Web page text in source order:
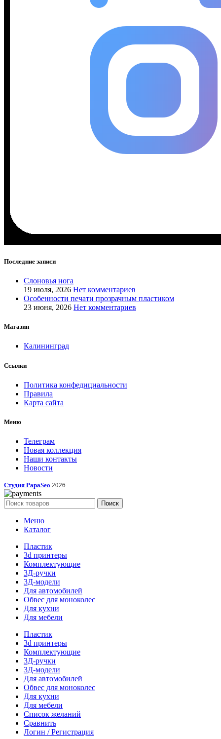
Последние записи
Слоновья нога
19 июля, 2026 Нет комментариев
Особенности печати прозрачным пластиком
23 июня, 2026 Нет комментариев
Магазин
Калининград
Ссылки
Политика конфедициальности
Правила
Карта сайта
Меню
Телеграм
Новая коллекция
Наши контакты
Новости
Студия PapaSeo 2026
Поиск
Меню
Каталог
Пластик
3d принтеры
Комплектующие
3Д-ручки
3Д-модели
Для автомобилей
Обвес для моноколес
Для кухни
Для мебели
Пластик
3d принтеры
Комплектующие
3Д-ручки
3Д-модели
Для автомобилей
Обвес для моноколес
Для кухни
Для мебели
Список желаний
Сравнить
Логин / Регистрация